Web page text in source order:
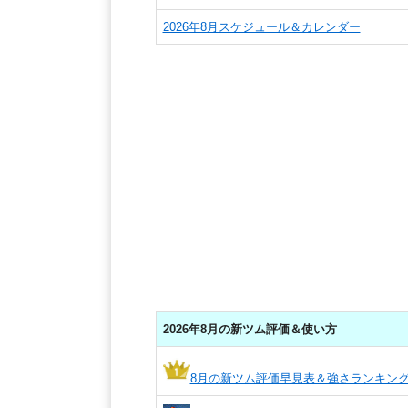
2026年8月スケジュール＆カレンダー
2026年8月の新ツム評価＆使い方
8月の新ツム評価早見表＆強さランキン